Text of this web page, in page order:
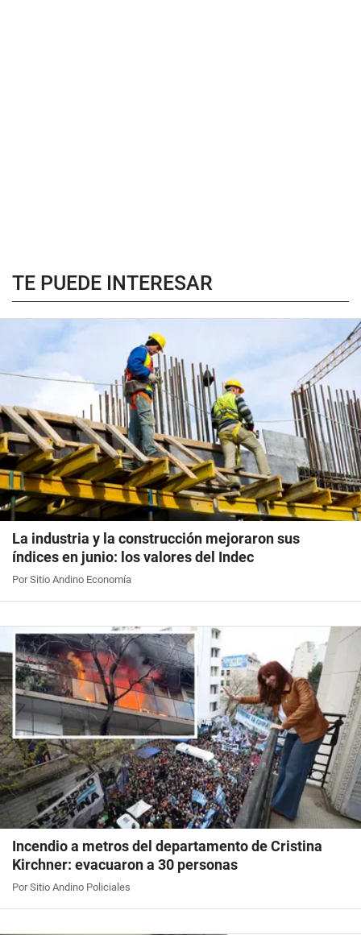
TE PUEDE INTERESAR
La industria y la construcción mejoraron sus
índices en junio: los valores del Indec
Por Sitio Andino Economía
Incendio a metros del departamento de Cristina
Kirchner: evacuaron a 30 personas
Por Sitio Andino Policiales